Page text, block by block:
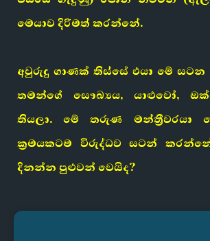
මෙයාව දිරිමත් කරන්නේ.
අවුරුදු ගාණක් තිස්සේ එයා මේ සටන
තමන්ගේ සෞඛ්‍යය, යාළුවෝ,
තියලා. මේ තරුණ මන්ත්‍රීවරයා
ක්‍රමයකටම විරුද්ධව සටන්
දිනන්න පුළුවන් වෙයිද?